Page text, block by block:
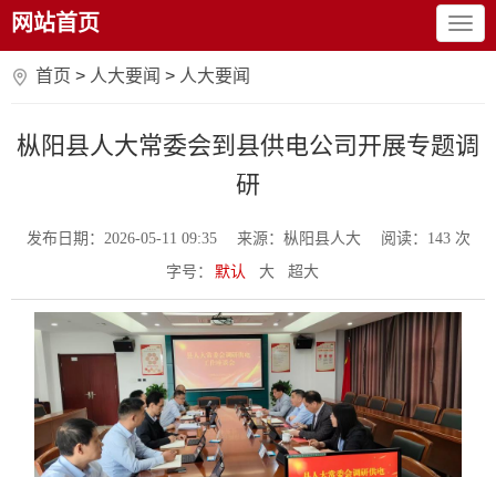
网站首页
首页 > 人大要闻 > 人大要闻
枞阳县人大常委会到县供电公司开展专题调
研
发布日期：2026-05-11 09:35 来源：枞阳县人大 阅读： 143次
字号：
默认 大 超大